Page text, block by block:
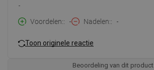
-
Voordelen:
- Nadelen: -
Toon originele reactie
Beoordeling van dit product